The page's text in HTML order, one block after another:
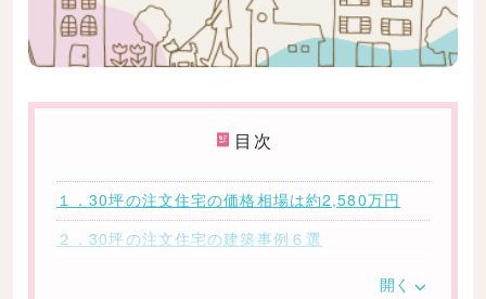
目次
１．30坪の注文住宅の価格相場は約2,580万円
２．30坪の注文住宅の建築事例６選
開く